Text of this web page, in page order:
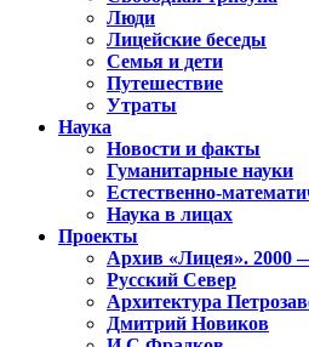
Люди
Лицейские беседы
Семья и дети
Путешествие
Утраты
Наука
Новости и факты
Гуманитарные науки
Естественно-
Наука в лицах
Проекты
Архив «Лицея». 2000
Русский Север
Архитектура
Дмитрий Новиков